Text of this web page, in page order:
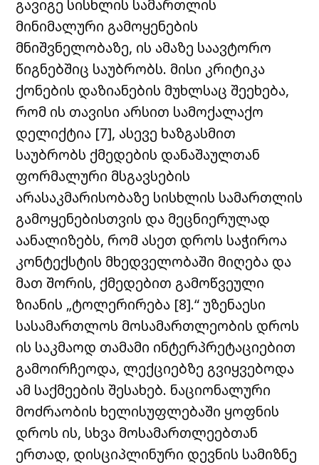
გავიგე სისხლის სამართლის
მინიმალური გამოყენების
მნიშვნელობაზე, ის ამაზე საავტორო
წიგნებშიც საუბრობს. მისი კრიტიკა
ქონების დაზიანების მუხლსაც შეეხება,
რომ ის თავისი არსით სამოქალაქო
დელიქტია [7], ასევე ხაზგასმით
საუბრობს ქმედების დანაშაულთან
ფორმალური მსგავსების
არასაკმარისობაზე სისხლის სამართლის
გამოყენებისთვის და მეცნიერულად
აანალიზებს, რომ ასეთ დროს საჭიროა
კონტექსტის მხედველობაში მიღება და
მათ შორის, ქმედებით გამოწვეული
ზიანის „ტოლერირება [8].“უზენაესი
სასამართლოს მოსამართლეობის დროს
ის საკმაოდ თამამი ინტერპრეტაციებით
გამოირჩეოდა, ლექციებზე გვიყვებოდა
ამ საქმეების შესახებ. ნაციონალური
მოძრაობის ხელისუფლებაში ყოფნის
დროს ის, სხვა მოსამართლეებთან
ერთად, დისციპლინური დევნის სამიზნე